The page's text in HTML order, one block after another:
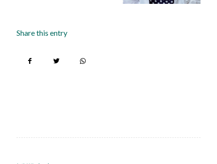
Share this entry